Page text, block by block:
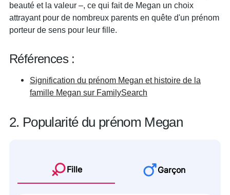
beauté et la valeur –, ce qui fait de Megan un choix
attrayant pour de nombreux parents en quête d'un prénom
porteur de sens pour leur fille.
Références :
Signification du prénom Megan et histoire de la
famille Megan sur FamilySearch
2. Popularité du prénom Megan
Fille Garçon